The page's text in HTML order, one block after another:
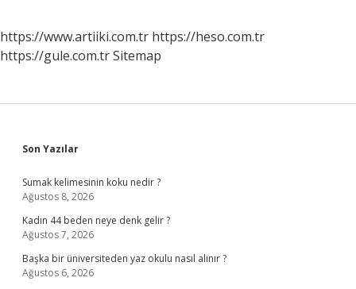
https://www.artiiki.com.tr https://heso.com.tr
https://gule.com.trSitemap
Sidebar
Son Yazılar
Sumak kelimesinin koku nedir ?
Ağustos 8, 2026
Kadın 44 beden neye denk gelir ?
Ağustos 7, 2026
Başka bir üniversiteden yaz okulu nasıl alınır ?
Ağustos 6, 2026